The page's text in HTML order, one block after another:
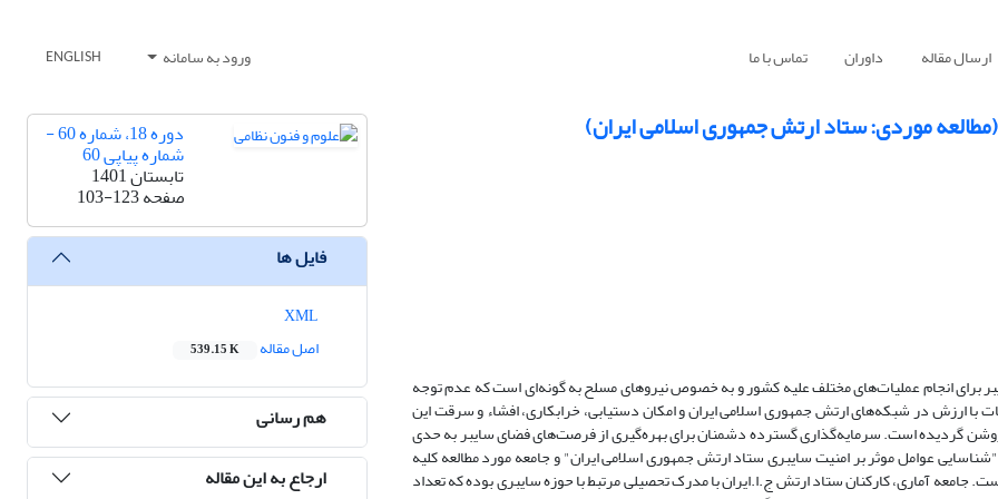
ارسال مقاله داوران تماس با ما ورود به سامانه ENGLISH
موردی: ستاد ارتش جمهوری اسلامی ایران)
برای انجام عملیات­‌های مختلف علیه کشور و به خصوص نیروهای مسلح به گونه‌­ای است که عدم توجه
با ارزش در شبکه‌­های ارتش جمهوری اسلامی ایران و امکان دستیابی، خرابکاری، افشاء و سرقت این
گردیده است. سرمایه‌گذاری گسترده دشمنان برای بهره­‌گیری از فرصت­‌های فضای سایبر به حدی
عوامل موثر بر امنیت سایبری ستاد ارتش جمهوری اسلامی ایران" و جامعه مورد مطالعه کلیه
جامعه آماری، کارکنان ستاد ارتش ج.ا.ایران با مدرک تحصیلی مرتبط با حوزه سایبری بوده که تعداد
دوره 18، شماره 60 -
شماره پیاپی 60
تابستان 1401
صفحه103-123
فایل ها
اصل مقاله
539.15 K
هم رسانی
ارجاع به این مقاله